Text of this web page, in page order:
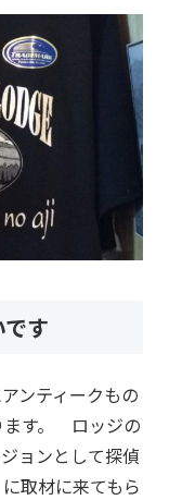
す
ンティークもの
ます。 ロッジの
ョンとして探偵
取材に来てもら